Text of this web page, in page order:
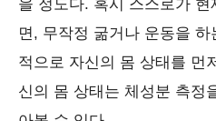
을 정도다. 혹시 스스로가
면, 무작정 굶거나 운동을
적으로 자신의 몸 상태를 먼
신의 몸 상태는 체성분 측정